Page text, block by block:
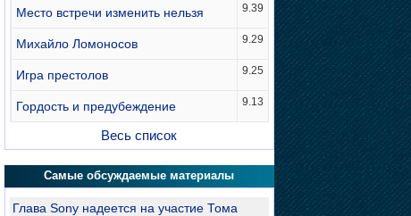
Место встречи изменить нельзя 9.39
Михайло Ломоносов 9.29
Игра престолов 9.25
Гордость и предубеждение 9.13
Весь список
Самые обсуждаемые материалы
Глава Sony надеется на участие Тома